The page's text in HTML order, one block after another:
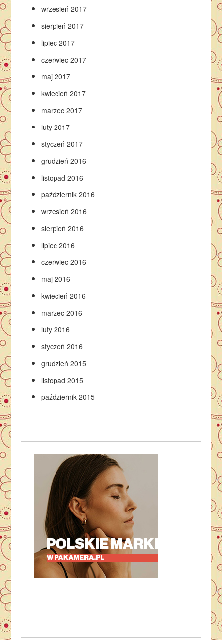
wrzesień 2017
sierpień 2017
lipiec 2017
czerwiec 2017
maj 2017
kwiecień 2017
marzec 2017
luty 2017
styczeń 2017
grudzień 2016
listopad 2016
październik 2016
wrzesień 2016
sierpień 2016
lipiec 2016
czerwiec 2016
maj 2016
kwiecień 2016
marzec 2016
luty 2016
styczeń 2016
grudzień 2015
listopad 2015
październik 2015